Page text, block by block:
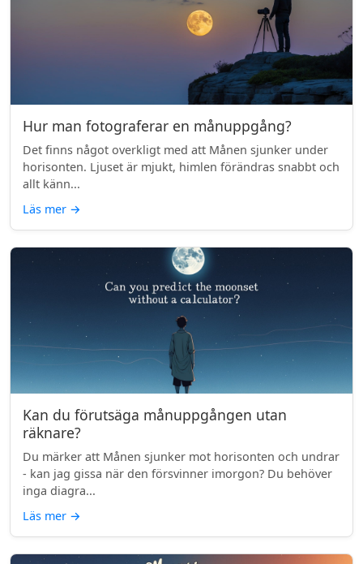
Hur man fotograferar en månuppgång?
Det finns något overkligt med att Månen sjunker under
horisonten. Ljuset är mjukt, himlen förändras snabbt och
allt känn...
Läs mer →
Kan du förutsäga månuppgången utan
räknare?
Du märker att Månen sjunker mot horisonten och undrar
- kan jag gissa när den försvinner imorgon? Du behöver
inga diagra...
Läs mer →